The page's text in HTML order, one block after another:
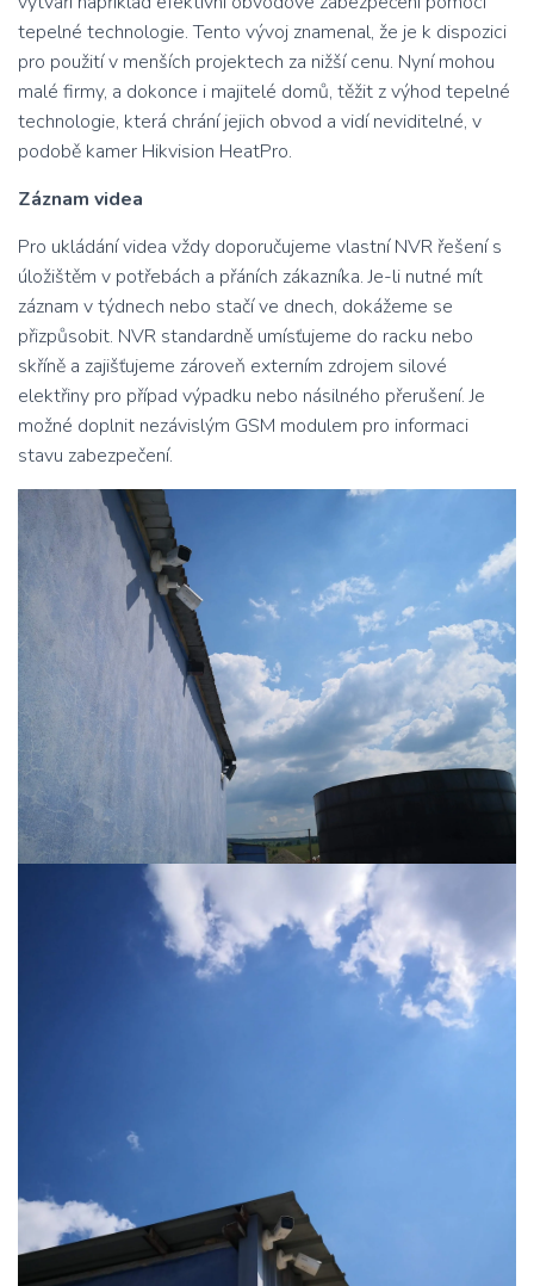
tepelné technologie. Tento vývoj znamenal, že je k dispozici
pro použití v menších projektech za nižší cenu. Nyní mohou
malé firmy, a dokonce i majitelé domů, těžit z výhod tepelné
technologie, která chrání jejich obvod a vidí neviditelné, v
podobě kamer Hikvision HeatPro.
Záznam videa
Pro ukládání videa vždy doporučujeme vlastní NVR řešení s
úložištěm v potřebách a přáních zákazníka. Je-li nutné mít
záznam v týdnech nebo stačí ve dnech, dokážeme se
přizpůsobit. NVR standardně umísťujeme do racku nebo
skříně a zajišťujeme zároveň externím zdrojem silové
elektřiny pro případ výpadku nebo násilného přerušení. Je
možné doplnit nezávislým GSM modulem pro informaci
stavu zabezpečení.